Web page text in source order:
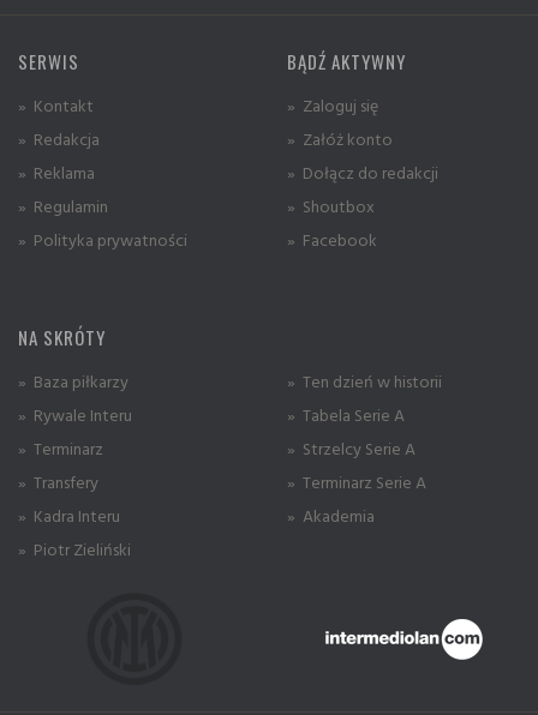
SERWIS
» Kontakt
» Redakcja
» Reklama
» Regulamin
» Polityka prywatności
BĄDŹ AKTYWNY
» Zaloguj się
» Załóż konto
» Dołącz do redakcji
» Shoutbox
» Facebook
NA SKRÓTY
» Baza piłkarzy
» Rywale Interu
» Terminarz
» Transfery
» Kadra Interu
» Piotr Zieliński
» Ten dzień w historii
» Tabela Serie A
» Strzelcy Serie A
» Terminarz Serie A
» Akademia